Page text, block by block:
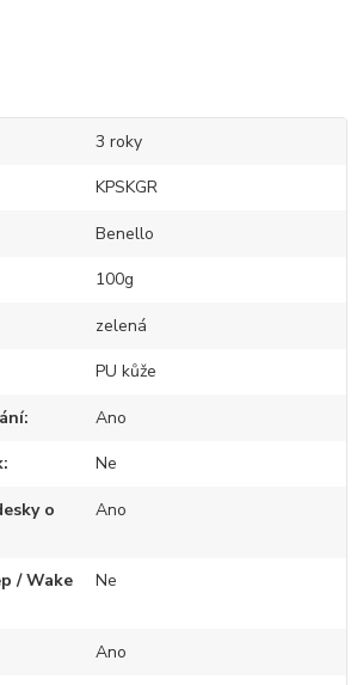
3 roky
KPSKGR
Benello
100g
zelená
PU kůže
Ano
Ne
o
Ano
/ Wake
Ne
Ano